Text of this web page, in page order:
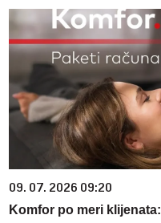
09. 07. 2026 09:20
Komfor po meri